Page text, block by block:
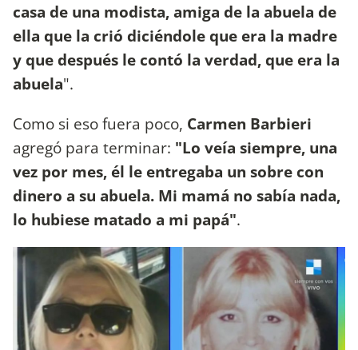
casa de una modista, amiga de la abuela de
ella que la crió diciéndole que era la madre
y que después le contó la verdad, que era la
abuela".
Como si eso fuera poco, Carmen Barbieri
agregó para terminar: "Lo veía siempre, una
vez por mes, él le entregaba un sobre con
dinero a su abuela. Mi mamá no sabía nada,
lo hubiese matado a mi papá".